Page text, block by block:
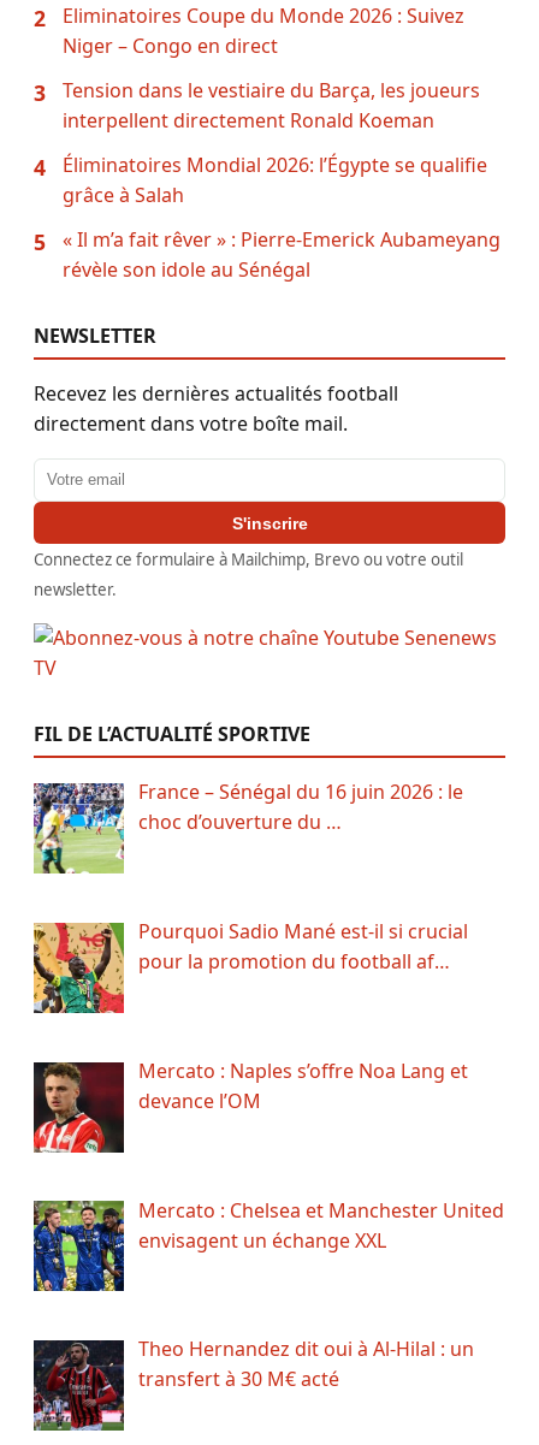
2
Eliminatoires Coupe du Monde 2026 : Suivez
Niger – Congo en direct
3
Tension dans le vestiaire du Barça, les joueurs
interpellent directement Ronald Koeman
4
Éliminatoires Mondial 2026: l’Égypte se qualifie
grâce à Salah
5
« Il m’a fait rêver » : Pierre-Emerick Aubameyang
révèle son idole au Sénégal
NEWSLETTER
Recevez les dernières actualités football
directement dans votre boîte mail.
Adresse email
S'inscrire
Connectez ce formulaire à Mailchimp, Brevo ou votre outil
newsletter.
FIL DE L’ACTUALITÉ SPORTIVE
France – Sénégal du 16 juin 2026 : le
choc d’ouverture du …
Pourquoi Sadio Mané est-il si crucial
pour la promotion du football af…
Mercato : Naples s’offre Noa Lang et
devance l’OM
Mercato : Chelsea et Manchester United
envisagent un échange XXL
Theo Hernandez dit oui à Al-Hilal : un
transfert à 30 M€ acté